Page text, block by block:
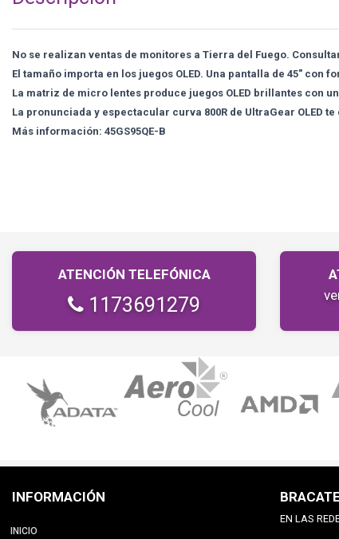
No se realizan ventas de monitores a Tierra del Fuego.
El tamaño importa en los juegos OLED. Una pantalla de 45" con
La matriz de micro lentes produce juegos OLED brillantes con
La pronunciada y espectacular curva 800R de UltraGear OLED
Más información: 45GS95QE-B
ATENCIÓN TELEFÓNICA
1173691279
INFORMACIÓN
INICIO
EN LAS